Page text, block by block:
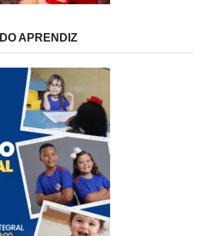
APRENDIZ